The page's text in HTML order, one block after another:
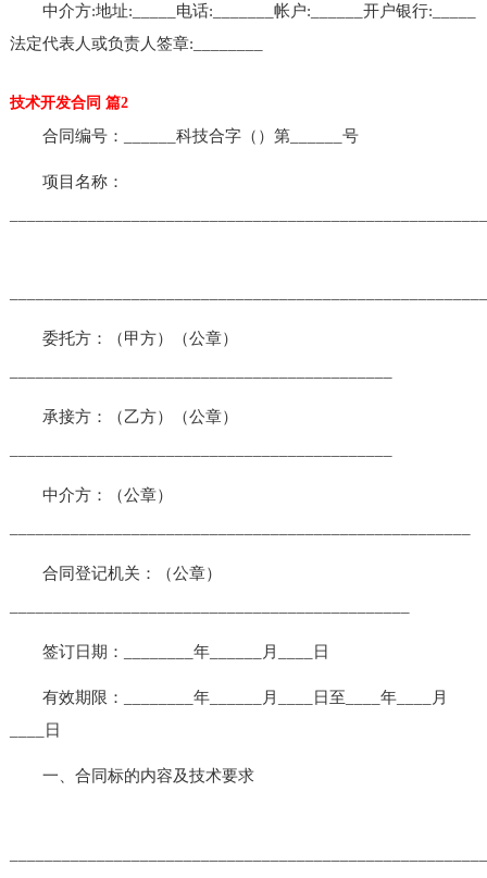
中介方:地址:_____电话:_______帐户:______开户银行:_____
法定代表人或负责人签章:________
技术开发合同 篇2
合同编号：______科技合字（）第______号
项目名称：
委托方：（甲方）（公章）
承接方：（乙方）（公章）
中介方：（公章）
合同登记机关：（公章）
签订日期：________年______月____日
有效期限：________年______月____日至____年____月
____日
一、合同标的内容及技术要求